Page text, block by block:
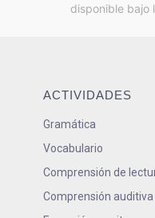
disponible bajo
ACTIVIDADES
Gramática
Vocabulario
Comprensión de
Comprensión auditiva